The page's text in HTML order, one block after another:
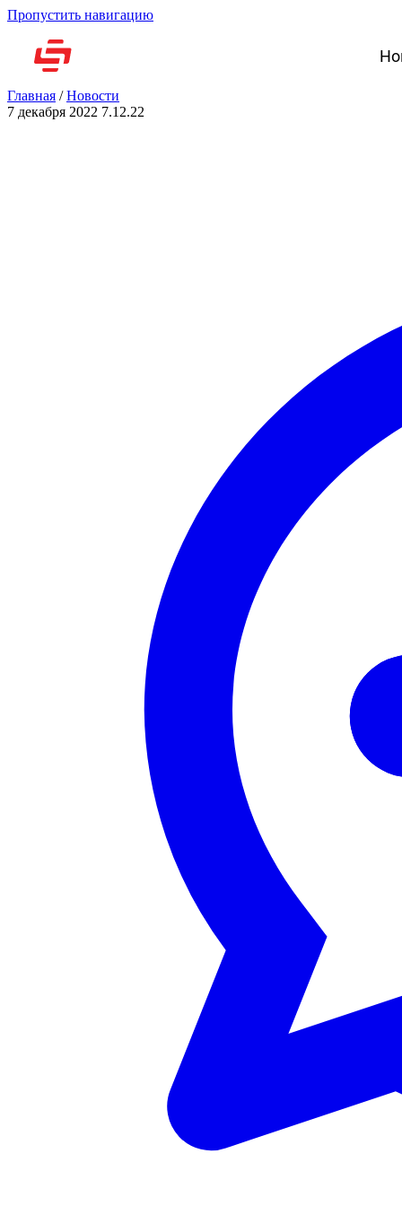
Пропустить навигацию
Главная /Новости
7 декабря 2022 7.12.22